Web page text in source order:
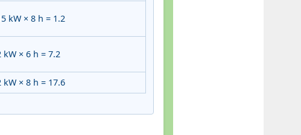
kW × 8 h = 1.2
kW × 6 h = 7.2
kW × 8 h = 17.6